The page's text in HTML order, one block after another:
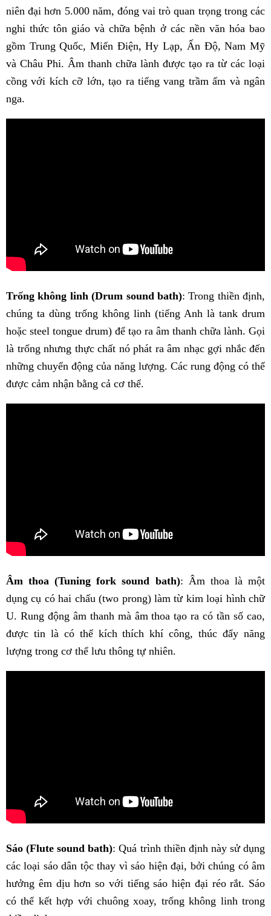
niên đại hơn 5.000 năm, đóng vai trò quan trọng trong các
nghi thức tôn giáo và chữa bệnh ở các nền văn hóa bao
gồm Trung Quốc, Miến Điện, Hy Lạp, Ấn Độ, Nam Mỹ
và Châu Phi. Âm thanh chữa lành được tạo ra từ các loại
cồng với kích cỡ lớn, tạo ra tiếng vang trầm ấm và ngân
nga.
Trống không linh (Drum sound bath): Trong thiền định,
chúng ta dùng trống không linh (tiếng Anh là tank drum
hoặc steel tongue drum) để tạo ra âm thanh chữa lành. Gọi
là trống nhưng thực chất nó phát ra âm nhạc gợi nhắc đến
những chuyển động của năng lượng. Các rung động có thể
được cảm nhận bằng cả cơ thể.
Âm thoa (Tuning fork sound bath): Âm thoa là một
dụng cụ có hai chấu (two prong) làm từ kim loại hình chữ
U. Rung động âm thanh mà âm thoa tạo ra có tần số cao,
được tin là có thể kích thích khí công, thúc đẩy năng
lượng trong cơ thể lưu thông tự nhiên.
Sáo (Flute sound bath): Quá trình thiền định này sử dụng
các loại sáo dân tộc thay vì sáo hiện đại, bởi chúng có âm
hưởng êm dịu hơn so với tiếng sáo hiện đại réo rắt. Sáo
có thể kết hợp với chuông xoay, trống không linh trong